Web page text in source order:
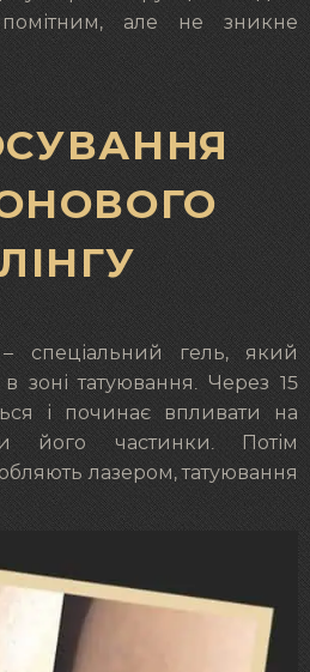
але не зникне
– спеціальний гель, який
зоні татуювання. Через 15
і починає впливати на
його частинки. Потім
лазером, татуювання